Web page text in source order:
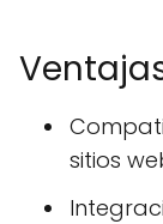
sitios